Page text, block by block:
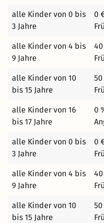
idyllischen Almen
SennerInnen aus
frisch, gesund und
Seilbahnen können Sie
Schönheit der Gasteiner
weniger Minuten
eine der
Radfahren und
schlägt jedes Biker-Herz
Leistungsstufe. Vom
Radwanderweg bis zur
Mountainbikestrecke.
Flecken des
Radverleih-Stationen
Aktivurlaub in Gastein
viel erleben? Gastein ist
alle Kinder von 0 bis
3 Jahre
0
alle Kinder von 4 bis
9 Jahre
alle Kinder von 10
bis 15 Jahre
alle Kinder von 16
bis 17 Jahre
0
alle Kinder von 0 bis
3 Jahre
0
alle Kinder von 4 bis
9 Jahre
alle Kinder von 10
bis 15 Jahre